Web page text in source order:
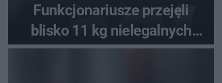
Funkcjonariusze przejęli
blisko 11 kg nielegalnych
substancji